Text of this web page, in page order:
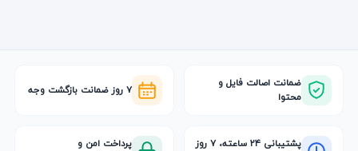
ضمانت اصالت فایل و
محتوا
۷ روز ضمانت بازگشت وجه
پشتیبانی ۲۴ ساعته، ۷ روز
پرداخت امن و